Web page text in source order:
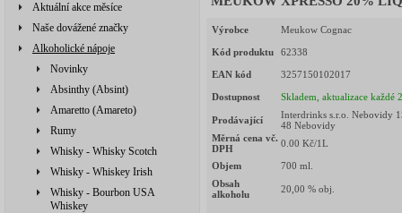
Aktuální akce měsíce
Naše dovážené značky
Alkoholické nápoje
Novinky
Absinthy (Absint)
Amaretto (Amareto)
Rumy
Whisky - Whisky Scotch
Whisky - Whiskey Irish
Whisky - Bourbon USA
Whiskey
Výrobce Meukow Cognac
Kód produktu 62338
EAN kód 3257150102017
Dostupnost Skladem, aktualizace každé
Prodávající
Interdrinks s.r.o. Nebovidy
48 Nebovidy
Měrná cena vč.
DPH
0.00 Kč/1L
Objem 700 ml.
Obsah
alkoholu
20,00 % obj.